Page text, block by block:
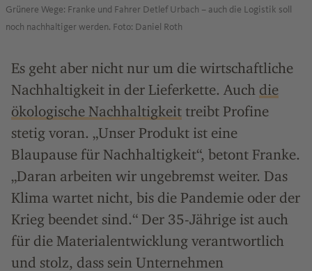
Grünere Wege: Franke und Fahrer Detlef Urbach – auch die Logistik soll
noch nachhaltiger werden. Foto: Daniel Roth
Es geht aber nicht nur um die wirtschaftliche
Nachhaltigkeit in der Lieferkette. Auch die
ökologische Nachhaltigkeit treibt Profine
stetig voran. „Unser Produkt ist eine
Blaupause für Nachhaltigkeit“, betont Franke.
„Daran arbeiten wir ungebremst weiter. Das
Klima wartet nicht, bis die Pandemie oder der
Krieg beendet sind.“ Der 35-Jährige ist auch
für die Materialentwicklung verantwortlich
und stolz, dass sein Unternehmen